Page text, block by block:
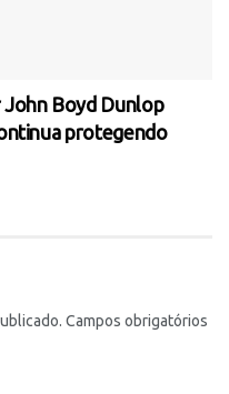
John Boyd Dunlop
protegendo
Campos obrigatórios